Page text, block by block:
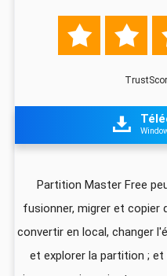
 

Partition Master Free
fusionner, migrer et copier
convertir en local, changer
et explorer la partition ; et